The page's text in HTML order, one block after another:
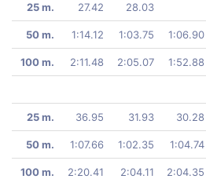
25 m. 27.42 28.03
50 m. 1:14.12 1:03.75 1:06.90
100 m. 2:11.48 2:05.07 1:52.88
25 m. 36.95 31.93 30.28
50 m. 1:07.66 1:02.35 1:04.74
100 m. 2:20.41 2:04.11 2:04.35